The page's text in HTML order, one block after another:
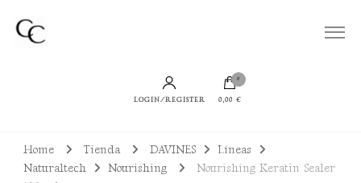
Cuidamos de tu Cabello
Todo lo que necesitas para lucir un cabello bien cuidado, sano y con productos
sostenibles
LOGIN/REGISTER
0
0,00 €
Home Tienda DAVINES
Líneas
Naturaltech
Nourishing
Nourishing Keratin Sealer